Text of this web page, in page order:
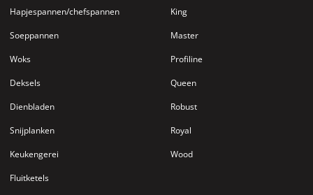
Hapjespannen/chefspannen
Soeppannen
Woks
Deksels
Dienbladen
Snijplanken
Keukengerei
Fluitketels
King
Master
Profiline
Queen
Robust
Royal
Wood